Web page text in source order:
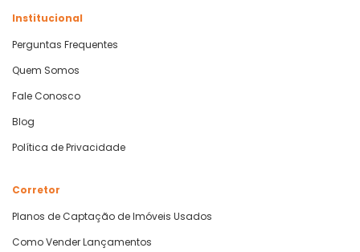
Institucional
Perguntas Frequentes
Quem Somos
Fale Conosco
Blog
Política de Privacidade
Corretor
Planos de Captação de Imóveis Usados
Como Vender Lançamentos